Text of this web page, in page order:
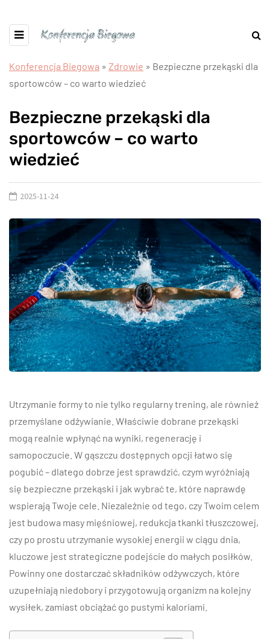
Konferencja Biegowa » Zdrowie » Bezpieczne przekąski dla
sportowców – co warto wiedzieć
Bezpieczne przekąski dla
sportowców – co warto
wiedzieć
2025-11-24
Utrzymanie formy to nie tylko regularny trening, ale również
przemyślane odżywianie. Właściwie dobrane przekąski
mogą realnie wpłynąć na wyniki, regenerację i
samopoczucie. W gąszczu dostępnych opcji łatwo się
pogubić – dlatego dobrze jest sprawdzić, czym wyróżniają
się bezpieczne przekąski i jak wybrać te, które naprawdę
wspierają Twoje cele. Niezależnie od tego, czy Twoim celem
jest budowa masy mięśniowej, redukcja tkanki tłuszczowej,
czy po prostu utrzymanie wysokiej energii w ciągu dnia,
kluczowe jest strategiczne podejście do małych posiłków.
Powinny one dostarczać składników odżywczych, które
uzupełniają niedobory i przygotowują organizm na kolejny
wysiłek, zamiast obciążać go pustymi kaloriami.